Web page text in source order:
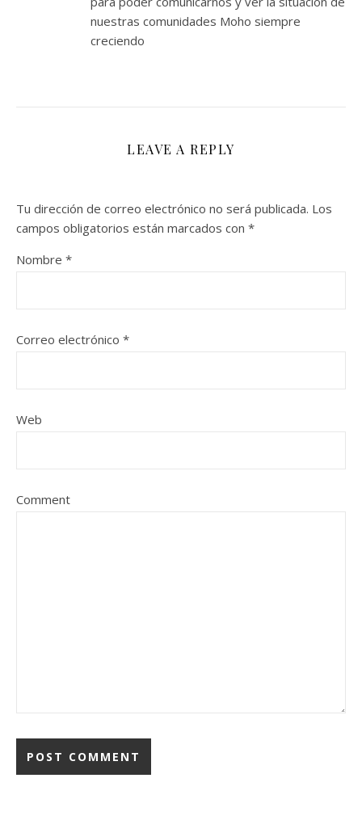
nuestras comunidades Moho siempre
creciendo
LEAVE A REPLY
Tu dirección de correo electrónico no será publicada. Los
campos obligatorios están marcados con *
Nombre *
Correo electrónico *
Web
Comment